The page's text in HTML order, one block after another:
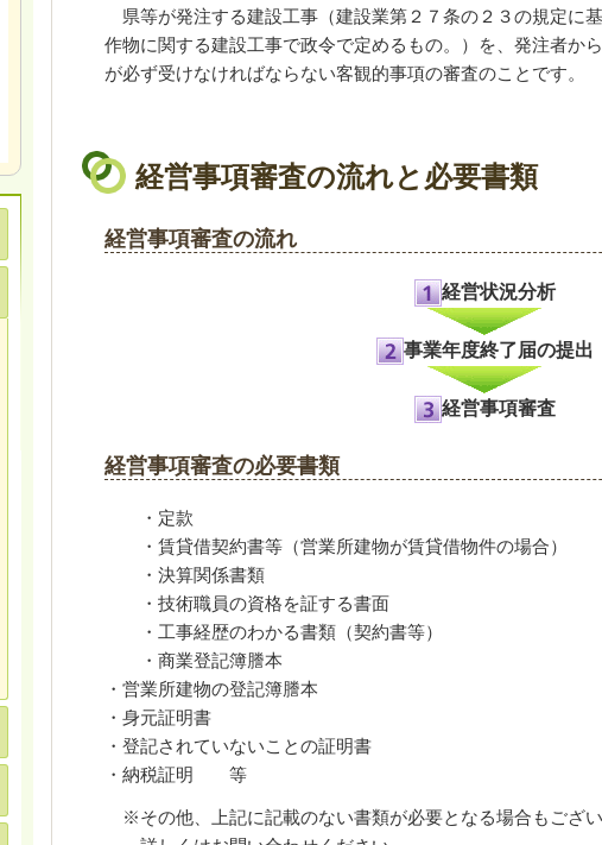
県等が発注する建設工事（建設業第２７条の２３の規定に
作物に関する建設工事で政令で定めるもの。）を、発注者か
が必ず受けなければならない客観的事項の審査のことです。
経営事項審査の流れと必要書類
経営事項審査の流れ
経営状況分析
事業年度終了届の提出
経営事項審査
経営事項審査の必要書類
・定款
・賃貸借契約書等（営業所建物が賃貸借物件の場合）
・決算関係書類
・技術職員の資格を証する書面
・工事経歴のわかる書類（契約書等）
・商業登記簿謄本
・営業所建物の登記簿謄本
・身元証明書
・登記されていないことの証明書
・納税証明 等
※その他、上記に記載のない書類が必要となる場合もござ